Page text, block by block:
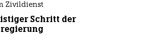
Zivildienst
Schritt der